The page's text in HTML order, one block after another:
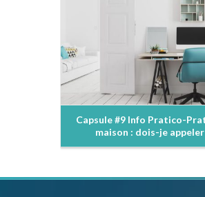
Capsule #9 Info Pratico-
maison : dois-je